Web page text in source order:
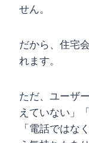
せん。
だから、住宅
れます。
ただ、ユーザ
えていない」
「電話ではな